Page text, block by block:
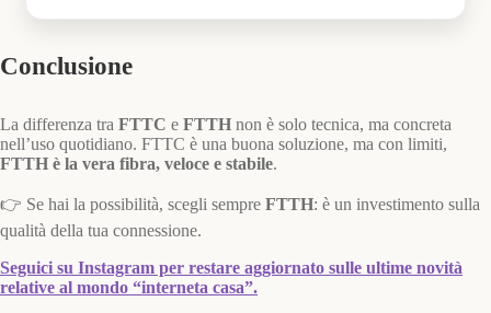
Conclusione
La differenza tra FTTC e FTTH non è solo tecnica, ma concreta
nell’uso quotidiano. FTTC è una buona soluzione, ma con limiti,
FTTH è la vera fibra, veloce e stabile.
👉 Se hai la possibilità, scegli sempre FTTH: è un investimento sulla
qualità della tua connessione.
Seguici su Instagram per restare aggiornato sulle ultime novità
relative al mondo “interneta casa”.